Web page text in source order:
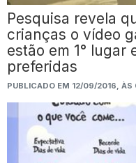
Pesquisa revela
crianças o vídeo
estão em 1° lugar
preferidas
PUBLICADO EM 12/09/2016,